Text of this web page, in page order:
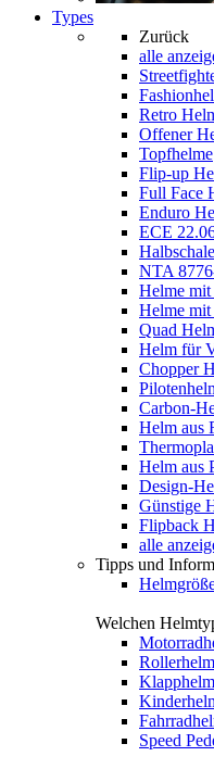
Types
Zurück
alle
Retro
Offener
Topfhelme
Flip-up
Full Face
Enduro
ECE
NTA
Helme
Helme mit
Quad
Helm für
Chopper
Carbon-
Helm aus
Helm aus
Design-
Günstige
Flipback
alle
Tipps und
Welchen
Rollerhelm
Klapphelm
Speed